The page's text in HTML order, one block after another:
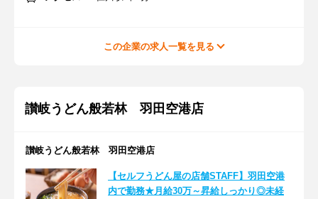
この企業の求人一覧を見る
讃岐うどん般若林 羽田空港店
讃岐うどん般若林 羽田空港店
【セルフうどん屋の店舗STAFF】羽田空港
内で勤務★月給30万～昇給しっかり◎未経